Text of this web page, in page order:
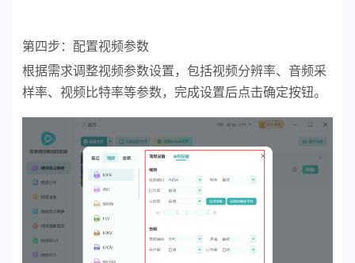
第四步：配置视频参数
根据需求调整视频参数设置，包括视频分辨率、音频采
样率、视频比特率等参数，完成设置后点击确定按钮。